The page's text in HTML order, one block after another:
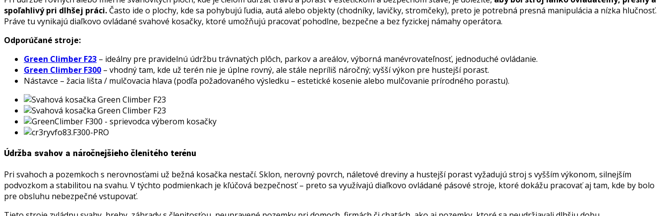
spoľahlivý pri dlhšej práci. Často ide o plochy, kde sa pohybujú ľudia, autá alebo objekty (chodníky, lavičky, stromčeky), preto je potrebná presná manipulácia a nízka hlučnosť.
Práve tu vynikajú diaľkovo ovládané svahové kosačky, ktoré umožňujú pracovať pohodlne, bezpečne a bez fyzickej námahy operátora.
Odporúčané stroje:
Green Climber F23 – ideálny pre pravidelnú údržbu trávnatých plôch, parkov a areálov, výborná manévrovateľnosť, jednoduché ovládanie.
Green Climber F300 – vhodný tam, kde už terén nie je úplne rovný, ale stále nepríliš náročný; vyšší výkon pre hustejší porast.
Nástavce – žacia lišta / mulčovacia hlava (podľa požadovaného výsledku – estetické kosenie alebo mulčovanie prírodného porastu).
Údržba svahov a náročnejšieho členitého terénu
Pri svahoch a pozemkoch s nerovnosťami už bežná kosačka nestačí. Sklon, nerovný povrch, náletové dreviny a hustejší porast vyžadujú stroj s vyšším výkonom, silnejším
podvozkom a stabilitou na svahu. V týchto podmienkach je kľúčová bezpečnosť – preto sa využívajú diaľkovo ovládané pásové stroje, ktoré dokážu pracovať aj tam, kde by bolo
pre obsluhu nebezpečné vstupovať.